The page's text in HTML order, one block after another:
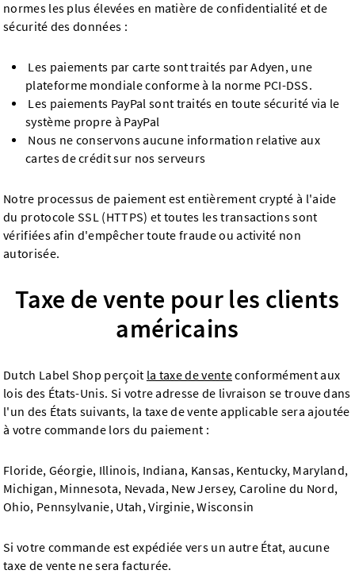
normes les plus élevées en matière de confidentialité et de
sécurité des données :
Les paiements par carte sont traités par Adyen, une
plateforme mondiale conforme à la norme PCI-DSS.
Les paiements PayPal sont traités en toute sécurité via le
système propre à PayPal
Nous ne conservons aucune information relative aux
cartes de crédit sur nos serveurs
Notre processus de paiement est entièrement crypté à l'aide
du protocole SSL (HTTPS) et toutes les transactions sont
vérifiées afin d'empêcher toute fraude ou activité non
autorisée.
Taxe de vente pour les clients
américains
Dutch Label Shop perçoit la taxe de venteconformément aux
lois des États-Unis. Si votre adresse de livraison se trouve dans
l'un des États suivants, la taxe de vente applicable sera ajoutée
à votre commande lors du paiement :
Floride, Géorgie, Illinois, Indiana, Kansas, Kentucky, Maryland,
Michigan, Minnesota, Nevada, New Jersey, Caroline du Nord,
Ohio, Pennsylvanie, Utah, Virginie, Wisconsin
Si votre commande est expédiée vers un autre État, aucune
taxe de vente ne sera facturée.